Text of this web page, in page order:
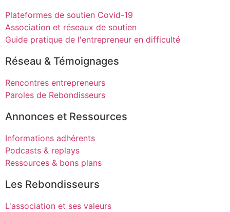
Plateformes de soutien Covid-19
Association et réseaux de soutien
Guide pratique de l'entrepreneur en difficulté
Réseau & Témoignages
Rencontres entrepreneurs
Paroles de Rebondisseurs
Annonces et Ressources
Informations adhérents
Podcasts & replays
Ressources & bons plans
Les Rebondisseurs
L'association et ses valeurs